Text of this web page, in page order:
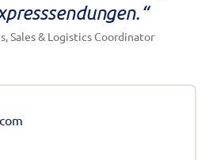
Sales & Logistics Coordinator